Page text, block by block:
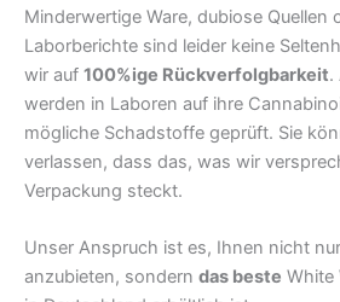
Minderwertige Ware, dubiose Quellen
Laborberichte sind leider keine
wir auf 100%ige Rückverfolgbarkeit.
werden in Laboren auf ihre
mögliche Schadstoffe geprüft. Sie
verlassen, dass das, was wir
Verpackung steckt.
Unser Anspruch ist es, Ihnen nicht
anzubieten, sondern das beste White